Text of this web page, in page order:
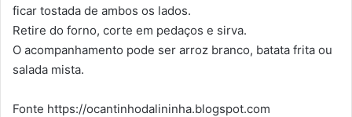
ficar tostada de ambos os lados.
Retire do forno, corte em pedaços e sirva.
O acompanhamento pode ser arroz branco, batata frita ou
salada mista.
Fonte https://ocantinhodalininha.blogspot.com